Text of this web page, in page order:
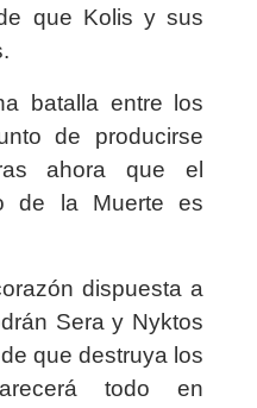
que Kolis y sus
batalla entre los
de producirse
ahora que el
de la Muerte es
dispuesta a
Sera y Nyktos
que destruya los
todo en